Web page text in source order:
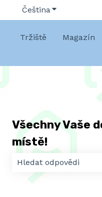
ČeštinaZobrazit
Tržiště Magazín
Všechny Vaše
místě!
K dispozici nejsou